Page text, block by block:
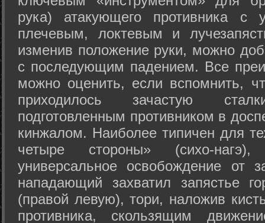
рука) атакующего противника с
плечевым, локтевым и
изменив положение руки, можно
с последующим падением. Все
можно оценить, если вспомнить,
приходилось зачастую
подготовленным противником в
кинжалом. Наиболее типичен для
четыре стороны» (сихо-
универсальное освобождение от
нападающий захватил запястье
(правой левую), тори, наложив
противника, скользящим